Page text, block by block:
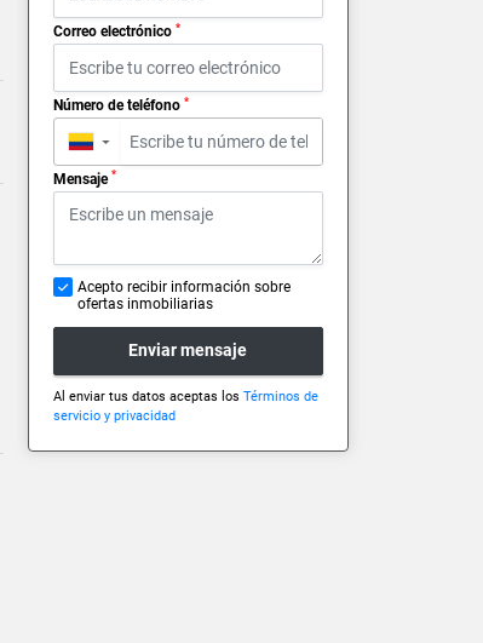
Correo electrónico *
Número de teléfono *
▼
Mensaje *
Acepto recibir información sobre
ofertas inmobiliarias
Enviar mensaje
Al enviar tus datos aceptas los Términos de
servicio y privacidad